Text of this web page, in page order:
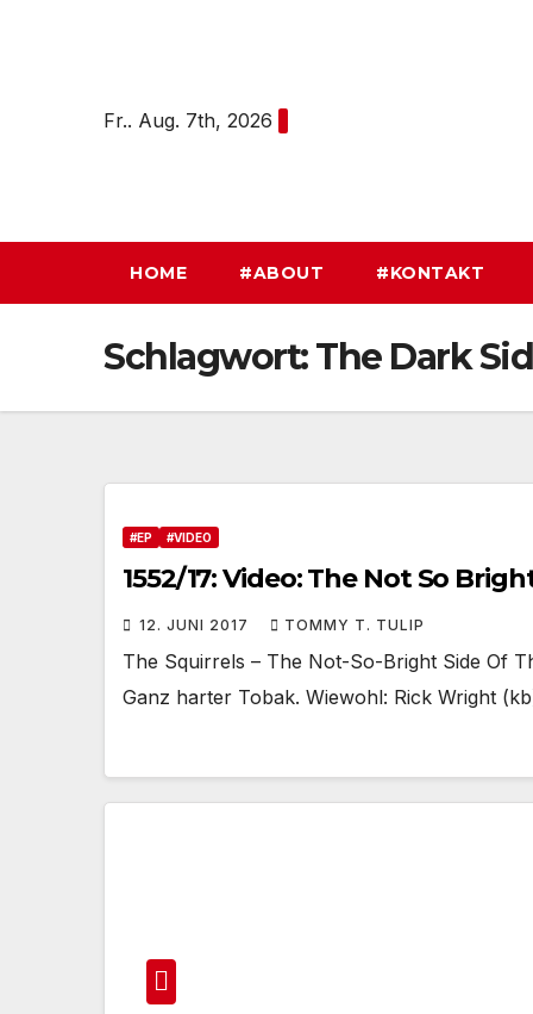
Fr.. Aug. 7th, 2026
HOME #ABOUT #KONTAKT
Schlagwort:The Dark
#EP #VIDEO
1552/17: Video: The Not So
12. JUNI 2017 TOMMY T. TULIP
The Squirrels – The Not-So-Bright Side Of
Ganz harter Tobak. Wiewohl: Rick Wright